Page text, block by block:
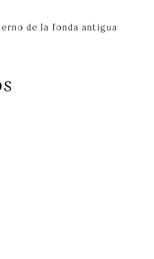
de la fonda antigua